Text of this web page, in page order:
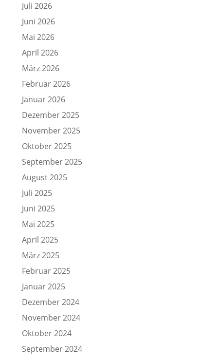
Juli 2026
Juni 2026
Mai 2026
April 2026
März 2026
Februar 2026
Januar 2026
Dezember 2025
November 2025
Oktober 2025
September 2025
August 2025
Juli 2025
Juni 2025
Mai 2025
April 2025
März 2025
Februar 2025
Januar 2025
Dezember 2024
November 2024
Oktober 2024
September 2024